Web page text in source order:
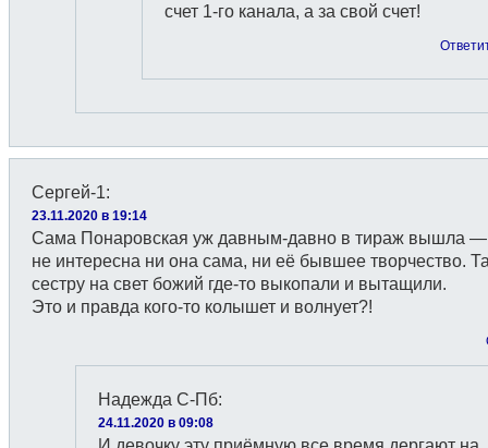
счет 1-го канала, а за свой счет!
Сергей-1:
23.11.2020 в 19:14
Сама Понаровская уж давным-давно в тираж вышла —
не интересна ни она сама, ни её бывшее творчество.
сестру на свет божий где-то выкопали и вытащили.
Это и правда кого-то колышет и волнует?!
Надежда С-Пб:
24.11.2020 в 09:08